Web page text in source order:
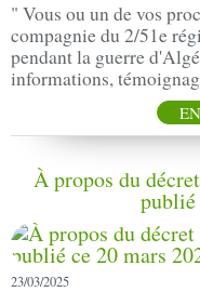
" Vous ou un de vos
compagnie du 2/51e
pendant la guerre
informations,
À propos du
publié
23/03/2025